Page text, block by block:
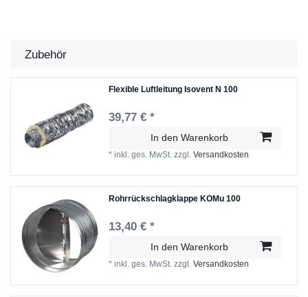
Zubehör
Flexible Luftleitung Isovent N 100
39,77 € *
In den Warenkorb
*inkl. ges. MwSt. zzgl.Versandkosten
Rohrrückschlagklappe KOMu 100
13,40 € *
In den Warenkorb
*inkl. ges. MwSt. zzgl.Versandkosten